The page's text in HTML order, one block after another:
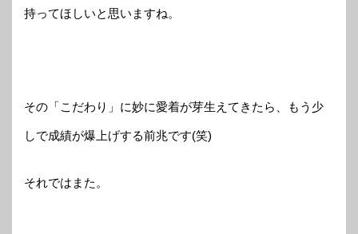
持ってほしいと思いますね。
その「こだわり」に妙に愛着が芽生えてきたら、もう少
しで成績が爆上げする前兆です(笑)
それではまた。